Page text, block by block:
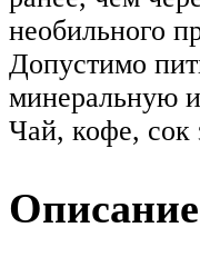
необильного
Допустимо
минеральную
Чай, кофе, сок
Описание